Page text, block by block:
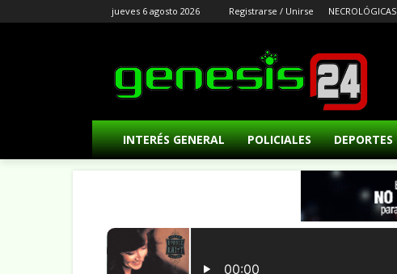
jueves 6 agosto 2026 Registrarse / Unirse NECROLÓGICAS
INTERÉS GENERAL POLICIALES DEPORTES